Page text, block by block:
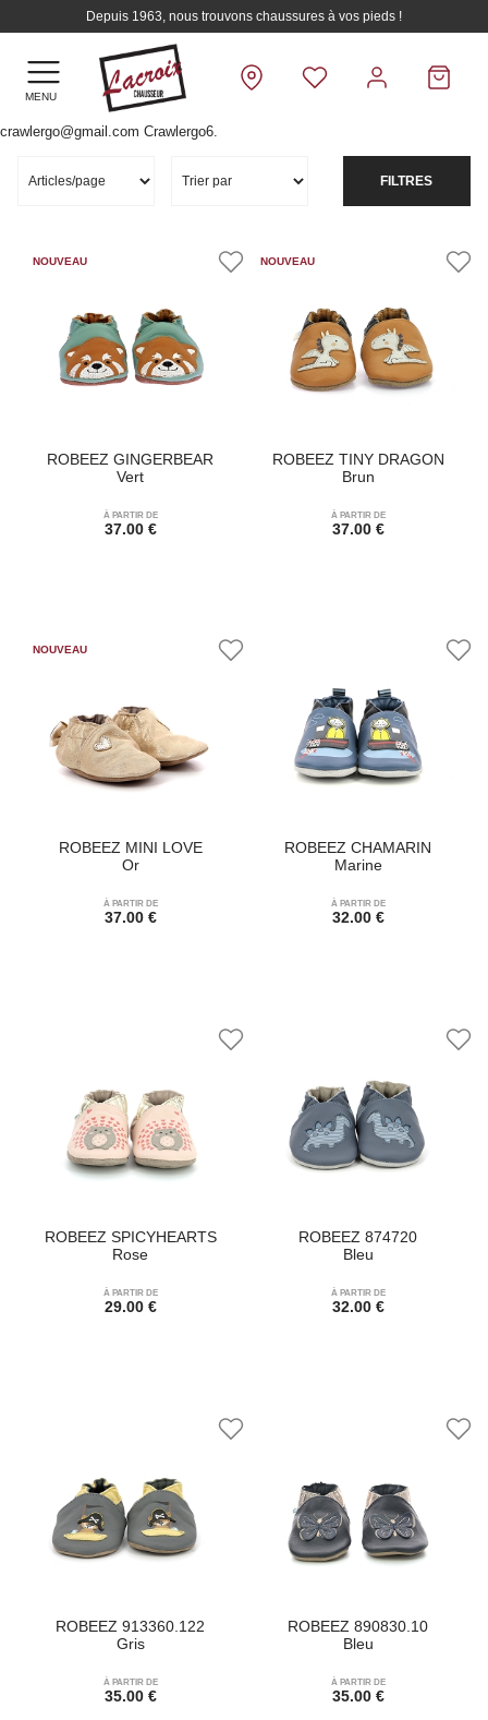
Depuis 1963, nous trouvons chaussures à vos pieds !
MENU
crawlergo@gmail.com Crawlergo6.
FILTRES
ROBEEZ GINGERBEAR
Vert
À PARTIR DE
37.00 €
ROBEEZ TINY DRAGON
Brun
À PARTIR DE
37.00 €
ROBEEZ MINI LOVE
Or
À PARTIR DE
37.00 €
ROBEEZ CHAMARIN
Marine
À PARTIR DE
32.00 €
ROBEEZ SPICYHEARTS
Rose
À PARTIR DE
29.00 €
ROBEEZ 874720
Bleu
À PARTIR DE
32.00 €
ROBEEZ 913360.122
Gris
À PARTIR DE
35.00 €
ROBEEZ 890830.10
Bleu
À PARTIR DE
35.00 €